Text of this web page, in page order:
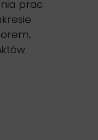
prac